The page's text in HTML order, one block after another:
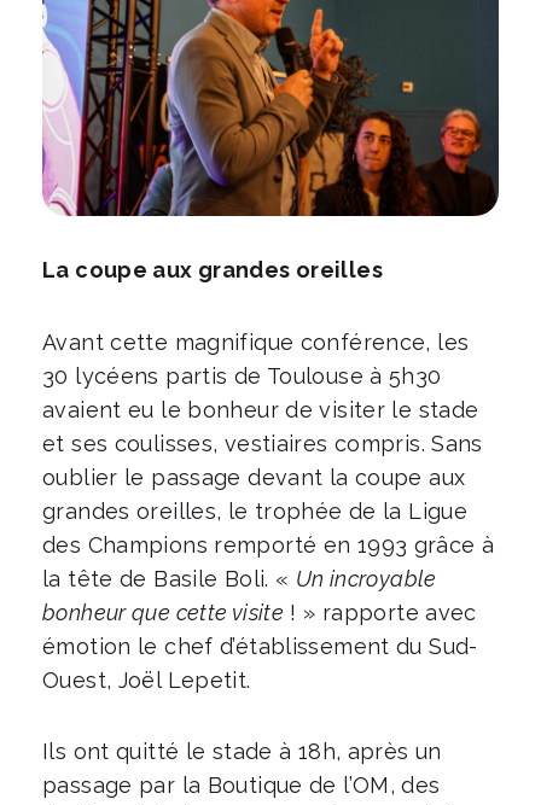
La coupe aux grandes oreilles
Avant cette magnifique conférence, les
30 lycéens partis de Toulouse à 5h30
avaient eu le bonheur de visiter le stade
et ses coulisses, vestiaires compris. Sans
oublier le passage devant la coupe aux
grandes oreilles, le trophée de la Ligue
des Champions remporté en 1993 grâce à
la tête de Basile Boli. « Un incroyable
bonheur que cette visite ! » rapporte avec
émotion le chef d’établissement du Sud-
Ouest, Joël Lepetit.
Ils ont quitté le stade à 18h, après un
passage par la Boutique de l’OM, des